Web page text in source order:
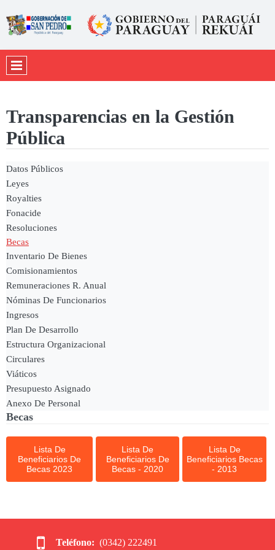
Transparencias en la Gestión
Pública
Datos Públicos
Leyes
Royalties
Fonacide
Resoluciones
Becas
Inventario De Bienes
Comisionamientos
Remuneraciones R. Anual
Nóminas De Funcionarios
Ingresos
Plan De Desarrollo
Estructura Organizacional
Circulares
Viáticos
Presupuesto Asignado
Anexo De Personal
Becas
Lista De
Beneficiarios De
Becas 2023
Lista De
Beneficiarios De
Becas - 2020
Lista De
Beneficiarios Becas
- 2013
 Teléfono: (0342) 222491